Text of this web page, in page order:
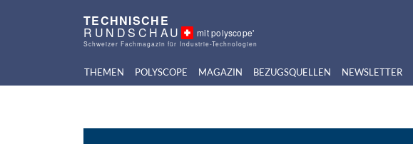
TECHNISCHE
RUNDSCHAU mit polyscope'
Schweizer Fachmagazin für Industrie-Technologien
THEMEN POLYSCOPE MAGAZIN BEZUGSQUELLEN NEWSLETTER